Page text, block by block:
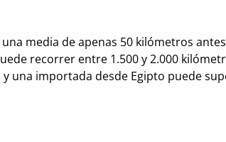
media de apenas 50 kilómetros
recorrer entre 1.500 y 2.000
una importada desde Egipto puede